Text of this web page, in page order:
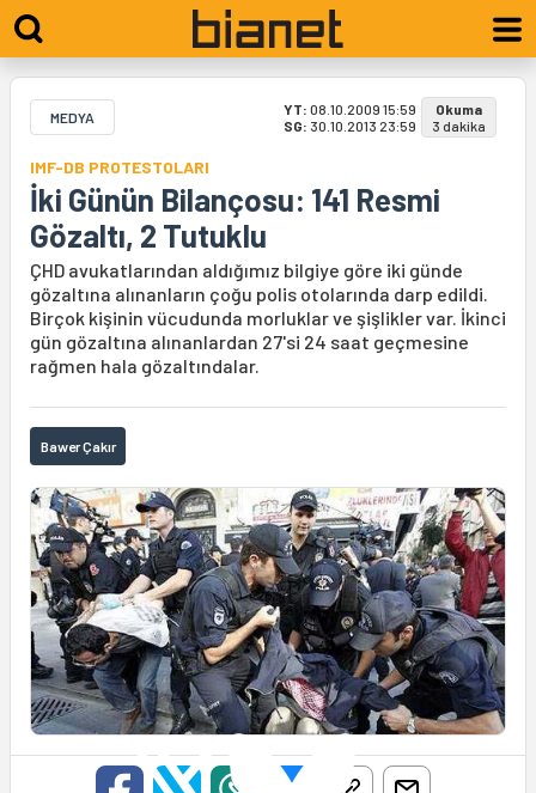
MEDYA YT: 08.10.2009 15:59
SG: 30.10.2013 23:59
Okuma
3 dakika
IMF-DB PROTESTOLARI
İki Günün Bilançosu: 141 Resmi
Gözaltı, 2 Tutuklu
ÇHD avukatlarından aldığımız bilgiye göre iki günde
gözaltına alınanların çoğu polis otolarında darp edildi.
Birçok kişinin vücudunda morluklar ve şişlikler var. İkinci
gün gözaltına alınanlardan 27'si 24 saat geçmesine
rağmen hala gözaltındalar.
Bawer Çakır